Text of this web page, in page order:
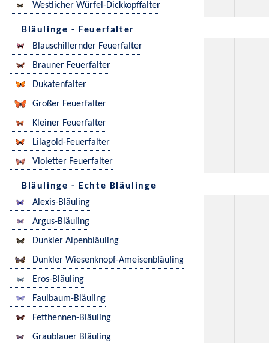
Westlicher Würfel-Dickkopffalter
Bläulinge - Feuerfalter
Blauschillernder Feuerfalter
Brauner Feuerfalter
Dukatenfalter
Großer Feuerfalter
Kleiner Feuerfalter
Lilagold-Feuerfalter
Violetter Feuerfalter
Bläulinge - Echte Bläulinge
Alexis-Bläuling
Argus-Bläuling
Dunkler Alpenbläuling
Dunkler Wiesenknopf-Ameisenbläuling
Eros-Bläuling
Faulbaum-Bläuling
Fetthennen-Bläuling
Graublauer Bläuling